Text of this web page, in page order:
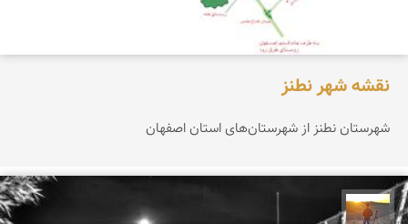
نقشه شهر نطنز
شهرستان نطنز از شهرستان‌های استان اصفهان
مهدی مخلصیان